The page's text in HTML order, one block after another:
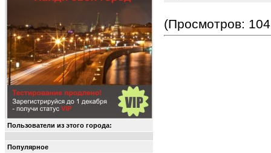
Пользователи из этого города:
Популярное
(Просмотров: